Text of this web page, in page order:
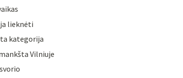
lieknėti
kategorija
Vilniuje